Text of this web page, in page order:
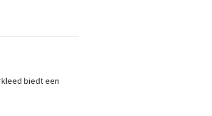
biedt een